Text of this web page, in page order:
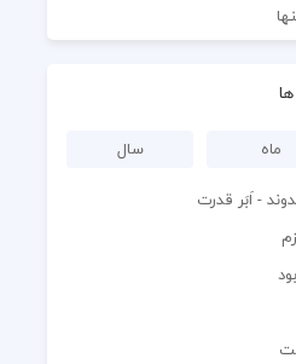
ماه
سال
- اَبَر قدرت